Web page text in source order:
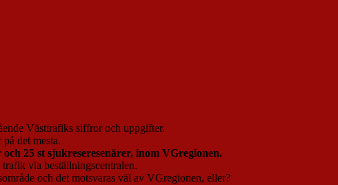
Västtrafiks siffror och uppgifter.
det mesta.
25 st sjukreseresenärer, inom VGregionen.
via beställningscentralen.
och det motsvaras väl av VGregionen, eller?